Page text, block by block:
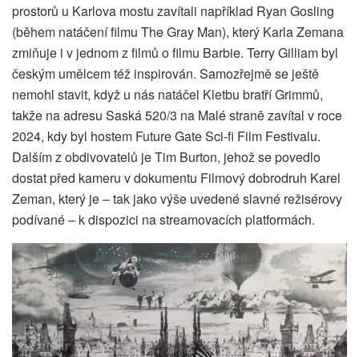
prostorů u Karlova mostu zavítali například Ryan Gosling
(během natáčení filmu The Gray Man), který Karla Zemana
zmiňuje i v jednom z filmů o filmu Barbie. Terry Gilliam byl
českým umělcem též inspirován. Samozřejmě se ještě
nemohl stavit, když u nás natáčel Kletbu bratří Grimmů,
takže na adresu Saská 520/3 na Malé straně zavítal v roce
2024, kdy byl hostem Future Gate Sci-fi Film Festivalu.
Dalším z obdivovatelů je Tim Burton, jehož se povedlo
dostat před kameru v dokumentu Filmový dobrodruh Karel
Zeman, který je – tak jako výše uvedené slavné režisérovy
podívané – k dispozici na streamovacích platformách.